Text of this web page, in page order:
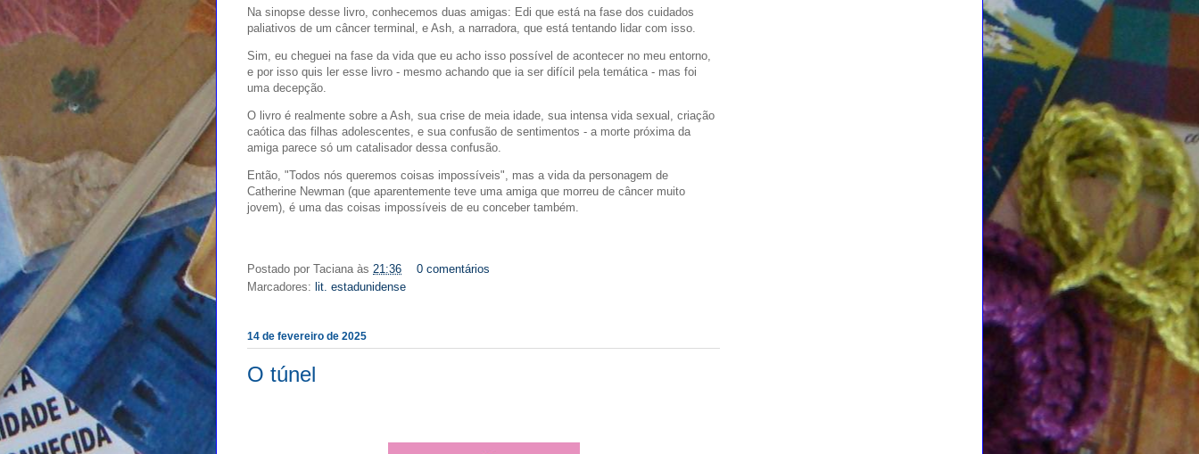
Na sinopse desse livro, conhecemos duas amigas: Edi que está na fase dos cuidados
paliativos de um câncer terminal, e Ash, a narradora, que está tentando lidar com isso.
Sim, eu cheguei na fase da vida que eu acho isso possível de acontecer no meu entorno,
e por isso quis ler esse livro - mesmo achando que ia ser difícil pela temática - mas foi
uma decepção.
O livro é realmente sobre a Ash, sua crise de meia idade, sua intensa vida sexual, criação
caótica das filhas adolescentes, e sua confusão de sentimentos - a morte próxima da
amiga parece só um catalisador dessa confusão.
Então, "Todos nós queremos coisas impossíveis", mas a vida da personagem de
Catherine Newman (que aparentemente teve uma amiga que morreu de câncer muito
jovem), é uma das coisas impossíveis de eu conceber também.
Postado por Taciana às 21:36
0 comentários
Marcadores: lit. estadunidense
14 de fevereiro de 2025
O túnel